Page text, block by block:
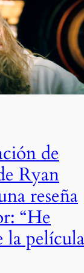
de
Ryan
reseña
“He
la película